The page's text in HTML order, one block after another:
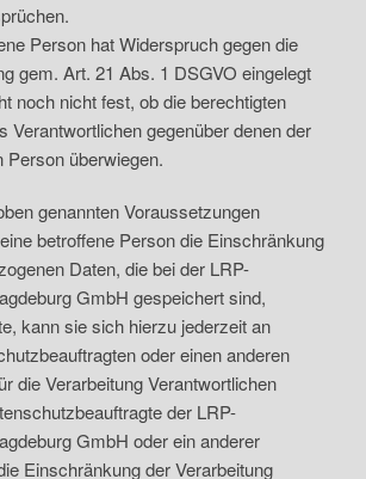
Person hat Widerspruch gegen die
gem. Art. 21 Abs. 1 DSGVO eingelegt
noch nicht fest, ob die berechtigten
Verantwortlichen gegenüber denen der
Person überwiegen.
genannten Voraussetzungen
betroffene Person die Einschränkung
Daten, die bei der LRP-
GmbH gespeichert sind,
kann sie sich hierzu jederzeit an
oder einen anderen
die Verarbeitung Verantwortlichen
der LRP-
GmbH oder ein anderer
Einschränkung der Verarbeitung